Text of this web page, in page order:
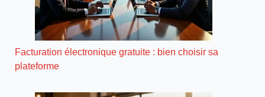
Facturation électronique gratuite : bien choisir sa
plateforme